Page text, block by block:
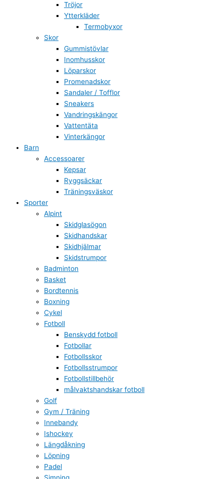
Tröjor
Ytterkläder
Termobyxor
Skor
Gummistövlar
Inomhusskor
Löparskor
Promenadskor
Sandaler / Tofflor
Sneakers
Vandringskängor
Vattentäta
Vinterkängor
Barn
Accessoarer
Kepsar
Ryggsäckar
Träningsväskor
Sporter
Alpint
Skidglasögon
Skidhandskar
Skidhjälmar
Skidstrumpor
Badminton
Basket
Bordtennis
Boxning
Cykel
Fotboll
Benskydd fotboll
Fotbollar
Fotbollsskor
Fotbollsstrumpor
Fotbollstillbehör
målvaktshandskar fotboll
Golf
Gym / Träning
Innebandy
Ishockey
Längdåkning
Löpning
Padel